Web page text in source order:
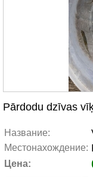
Pārdodu dzīvas
Название:
Местонахождение:
Цена: